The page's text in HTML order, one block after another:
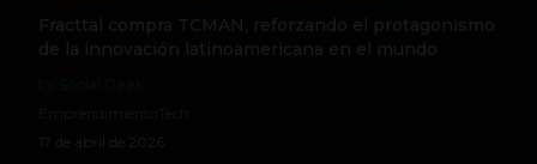
Fracttal compra TCMAN, reforzando el protagonismo
de la innovación latinoamericana en el mundo
17 de abril de 2026